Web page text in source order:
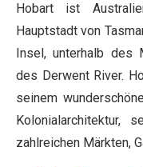
Hobart ist
Hauptstadt von
Insel, unterhalb des
des Derwent River.
seinem
Kolonialarchitektur,
zahlreichen Märkten,